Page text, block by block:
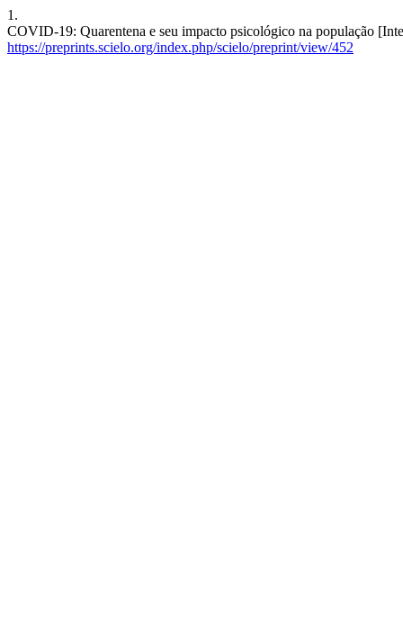
1.
COVID-19: Quarentena e seu impacto psicológico na população
https://preprints.scielo.org/index.php/scielo/preprint/view/452